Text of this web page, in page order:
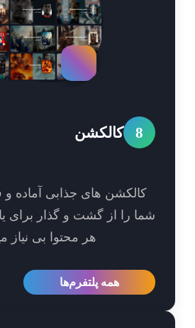
کالکشن
های جذابی آماده و فراهم
را از گشت و گذار برای یافتن
هر محتوا بی نیاز میکند.
همه پلتفرم‌ها